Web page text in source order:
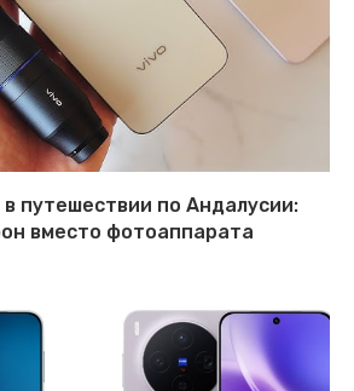
путешествии по Андалусии:
вместо фотоаппарата